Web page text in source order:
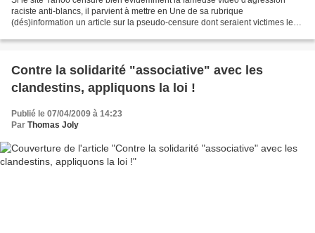
raciste anti-blancs, il parvient à mettre en Une de sa rubrique
(dés)information un article sur la pseudo-censure dont seraient victimes les
Contre la solidarité "associative" avec les
clandestins, appliquons la loi !
Publié le 07/04/2009 à 14:23
Par Thomas Joly